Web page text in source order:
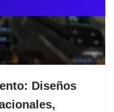
Diseños